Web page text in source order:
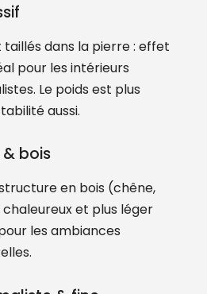
dans la pierre : effet
pour les intérieurs
Le poids est plus
aussi.
& bois
en bois (chêne,
et plus léger
les ambiances